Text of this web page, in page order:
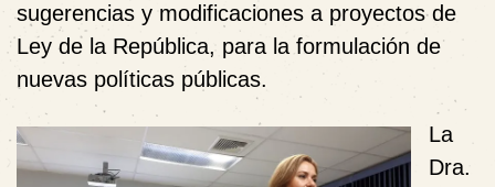
sugerencias y modificaciones a proyectos de
Ley de la República, para la formulación de
nuevas políticas públicas.
La
Dra.